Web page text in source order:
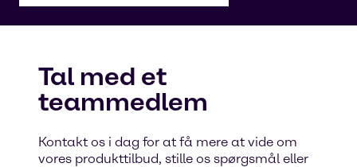
Tal med et
teammedlem
Kontakt os i dag for at få mere at vide om
vores produkttilbud, stille os spørgsmål eller